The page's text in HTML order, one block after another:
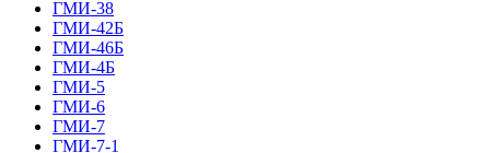
ГМИ-38
ГМИ-42Б
ГМИ-46Б
ГМИ-4Б
ГМИ-5
ГМИ-6
ГМИ-7
ГМИ-7-1